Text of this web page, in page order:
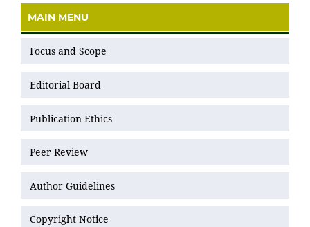
MAIN MENU
Focus and Scope
Editorial Board
Publication Ethics
Peer Review
Author Guidelines
Copyright Notice